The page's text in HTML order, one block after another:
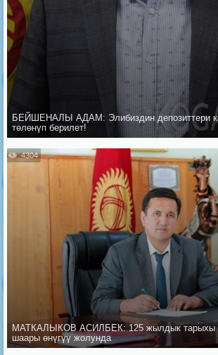
БЕЙШЕНАЛЫ АДАМ: Элибиздин депозиттери
төлөнүп берилет!
4304
МАТКАЛЫКОВ АСИЛБЕК: 125 жылдык тарыхы
шаары өнүгүү жолунда